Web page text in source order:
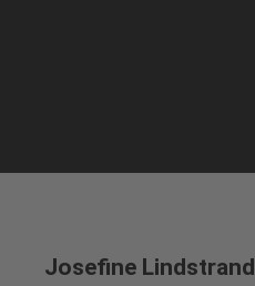
Josefine Lindstrand